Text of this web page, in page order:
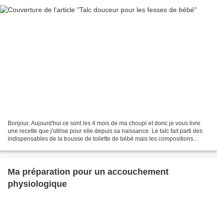
Bonjour, Aujourd'hui ce sont les 4 mois de ma choupi et donc je vous livre
une recette que j'utilise pour elle depuis sa naissance. Le talc fait parti des
indispensables de la trousse de toilette de bébé mais les compositions
Ma préparation pour un accouchement
physiologique